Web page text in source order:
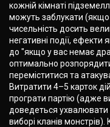
кожній кімнаті
можуть заблукати (якщо
чисельність досить
негативні події, ефекти
до "якщо у вас немає
оптимально
переміститися та
Витратити 4–5 карток
програти партію (адже
доведеться ухвалювати
виборі кланів